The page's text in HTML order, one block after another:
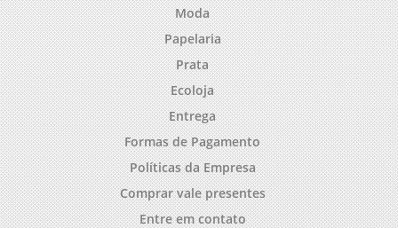
Moda
Papelaria
Prata
Ecoloja
Entrega
Formas de Pagamento
Políticas da Empresa
Comprar vale presentes
Entre em contato